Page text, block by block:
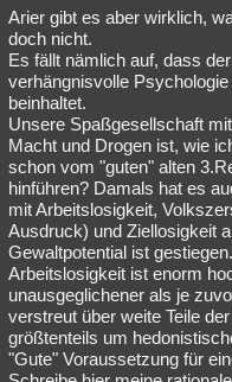
Arier gibt es aber wirklich,
doch nicht.
Es fällt nämlich auf, dass
verhängnisvolle
beinhaltet.
Unsere Spaßgesellschaft
Macht und Drogen ist, wie
schon vom "guten" alten
hinführen? Damals hat es
mit Arbeitslosigkeit,
Ausdruck) und Ziellosigkeit
Gewaltpotential ist gestiegen.
Arbeitslosigkeit ist enorm
unausgeglichener als je
verstreut über weite Teile
größtenteils um
"Gute" Voraussetzung für